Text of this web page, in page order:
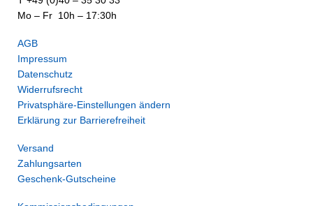
Mo – Fr 10h – 17:30h
AGB
Impressum
Datenschutz
Widerrufsrecht
Privatsphäre-Einstellungen ändern
Erklärung zur Barrierefreiheit
Versand
Zahlungsarten
Geschenk-Gutscheine